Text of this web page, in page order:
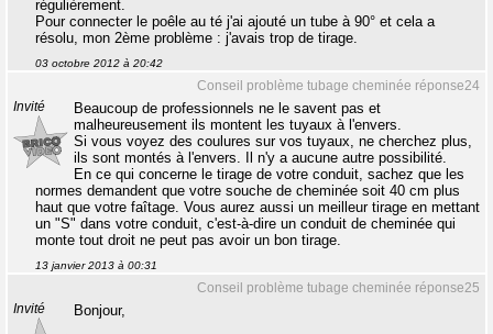
régulièrement.
Pour connecter le poêle au té j'ai ajouté un tube à 90° et cela a
résolu, mon 2ème problème : j'avais trop de tirage.
03 octobre 2012 à 20:42
Conseil problème tubage cheminée réponse24
Invité
Beaucoup de professionnels ne le savent pas et
malheureusement ils montent les tuyaux à l'envers.
Si vous voyez des coulures sur vos tuyaux, ne cherchez plus,
ils sont montés à l'envers. Il n'y a aucune autre possibilité.
En ce qui concerne le tirage de votre conduit, sachez que les
normes demandent que votre souche de cheminée soit 40 cm plus
haut que votre faîtage. Vous aurez aussi un meilleur tirage en mettant
un "S" dans votre conduit, c'est-à-dire un conduit de cheminée qui
monte tout droit ne peut pas avoir un bon tirage.
13 janvier 2013 à 00:31
Conseil problème tubage cheminée réponse25
Invité
Bonjour,